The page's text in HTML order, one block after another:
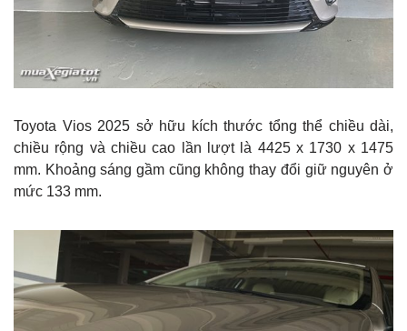
Toyota Vios 2025 sở hữu kích thước tổng thể chiều dài,
chiều rộng và chiều cao lần lượt là 4425 x 1730 x 1475
mm. Khoảng sáng gầm cũng không thay đổi giữ nguyên ở
mức 133 mm.